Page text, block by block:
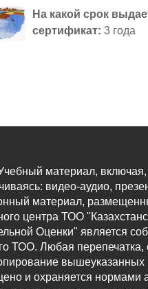
На какой срок
сертификат: 3 года
материал,
видео-аудио,
материал,
центра ТОО
Оценки" является
ТОО. Любая перепечатка,
вышеуказанных
и охраняется нормами